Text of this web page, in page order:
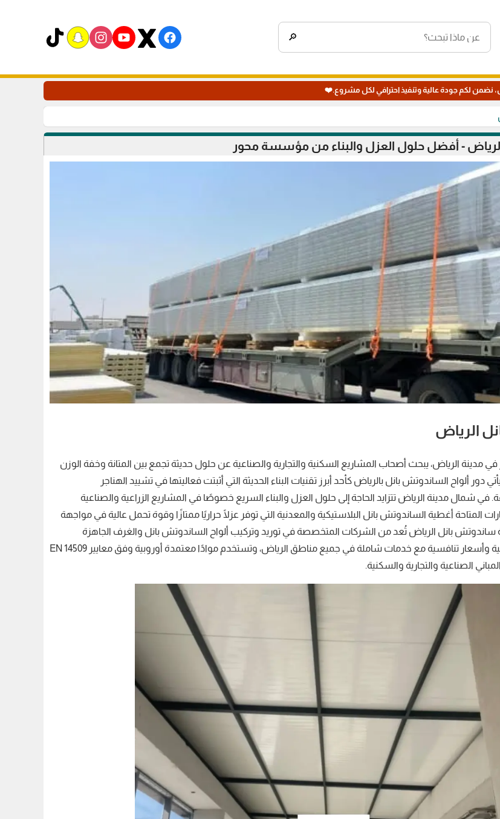
🔎
نضمن لكم جودة عالية وتنفيذ احترافي لكل مشروع.❤️
- أفضل حلول العزل والبناء من مؤسسة محور
الرياض
مدينة الرياض، يبحث أصحاب المشاريع السكنية والتجارية والصناعية عن حلول حديثة تجمع بين المتانة وخفة الوزن
دور ألواح الساندوتش بانل بالرياض كأحد أبرز تقنيات البناء الحديثة التي أثبتت فعاليتها في تشييد الهناجر
في شمال مدينة الرياض تتزايد الحاجة إلى حلول العزل والبناء السريع خصوصًا في المشاريع الزراعية والصناعية
المتاحة أغطية الساندوتش بانل البلاستيكية والمعدنية التي توفر عزلًا حراريًا ممتازًا وقوة تحمل عالية في مواجهة
ساندوتش بانل الرياض تُعد من الشركات المتخصصة في توريد وتركيب ألواح الساندوتش بانل والغرف الجاهزة
والمظلات والشبوك بجودة عالية وأسعار تنافسية مع خدمات شاملة في جميع مناطق الرياض، وتستخدم موادًا معتمدة أوروبية وفق معايير EN 14509
الصناعية والتجارية والسكنية.